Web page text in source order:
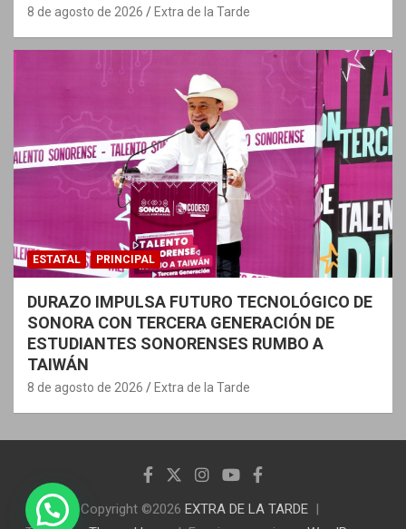
8 de agosto de 2026 Extra de la Tarde
ESTATAL PRINCIPAL
DURAZO IMPULSA FUTURO TECNOLÓGICO DE
SONORA CON TERCERA GENERACIÓN DE
ESTUDIANTES SONORENSES RUMBO A
TAIWÁN
8 de agosto de 2026 Extra de la Tarde
Copyright ©2026 EXTRA DE LA TARDE